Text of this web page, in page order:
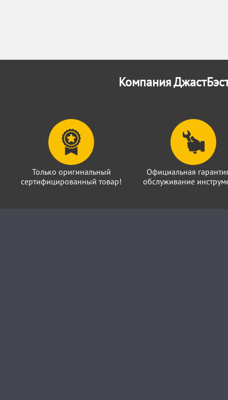
Компания
Только оригинальный
сертифицированный товар!
Официальная
обслуживание